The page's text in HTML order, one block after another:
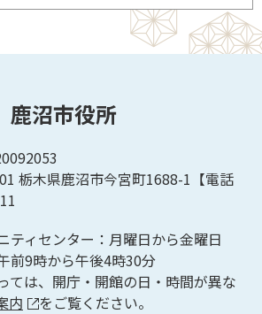
鹿沼市役所
栃木県鹿沼市今宮町1688-1【電話
ティセンター：月曜日から金曜日
前9時から午後4時30分
ては、開庁・開館の日・時間が異な
内 をご覧ください。